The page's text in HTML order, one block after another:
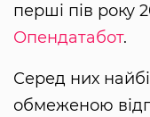
перші пів року
Опендатабот.
Серед них
обмеженою